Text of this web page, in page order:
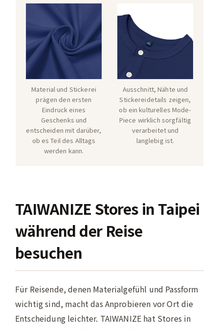
Material und Stickerei
prägen den ersten
Eindruck eines
Geschenks und
entscheiden mit darüber,
ob es Teil des Alltags
werden kann.
Ausschnitt, Nähte und
Stickereidetails zeigen,
ob ein kulturelles Mode-
Piece wirklich sorgfältig
verarbeitet und
langlebig ist.
TAIWANIZE Stores in Taipei
während der Reise
besuchen
Für Reisende, denen Materialgefühl und Passform
wichtig sind, macht das Anprobieren vor Ort die
Entscheidung leichter. TAIWANIZE hat Stores in